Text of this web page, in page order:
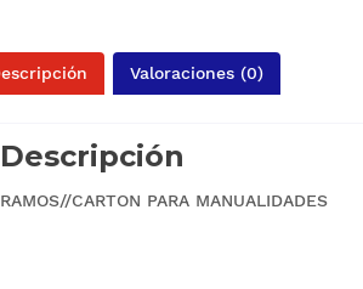
Valoraciones (0)
Descripción
RAMOS//CARTON PARA MANUALIDADES